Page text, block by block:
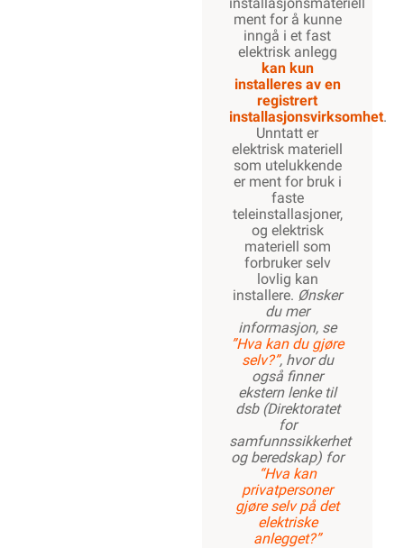
ment for å kunne
inngå i et fast
elektrisk anlegg
kan kun
installeres av en
registrert
installasjonsvirksomhet.
Unntatt er
elektrisk materiell
som utelukkende
er ment for bruk i
faste
teleinstallasjoner,
og elektrisk
materiell som
forbruker selv
lovlig kan
installere. Ønsker
du mer
informasjon, se
”Hva kan du gjøre
selv?”, hvor du
også finner
ekstern lenke til
dsb (Direktoratet
for
samfunnssikkerhet
og beredskap) for
“Hva kan
privatpersoner
gjøre selv på det
elektriske
anlegget?”